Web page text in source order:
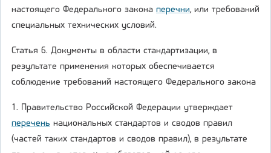
настоящего Федерального закона перечни, или требований
специальных технических условий.
Статья 6. Документы в области стандартизации, в
результате применения которых обеспечивается
соблюдение требований настоящего Федерального закона
1. Правительство Российской Федерации утверждает
перечень национальных стандартов и сводов правил
(частей таких стандартов и сводов правил), в результате